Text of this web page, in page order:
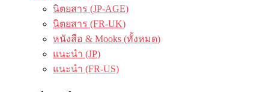
นิตยสาร (JP-AGE)
นิตยสาร (FR-UK)
หนังสือ & Mooks (ทั้งหมด)
แนะนำ (JP)
แนะนำ (FR-US)